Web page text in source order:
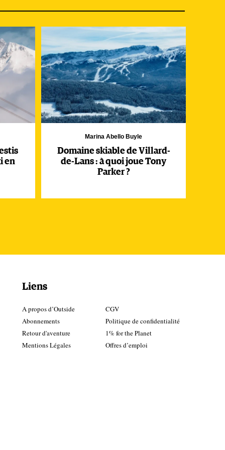
la
en
Marina Abello Buyle
Domaine skiable de Villard-
de-Lans : à quoi joue Tony
Parker ?
Liens
A propos d’Outside
Abonnements
Retour d'aventure
Mentions Légales
CGV
Politique de confidentialité
1% for the Planet
Offres d’emploi